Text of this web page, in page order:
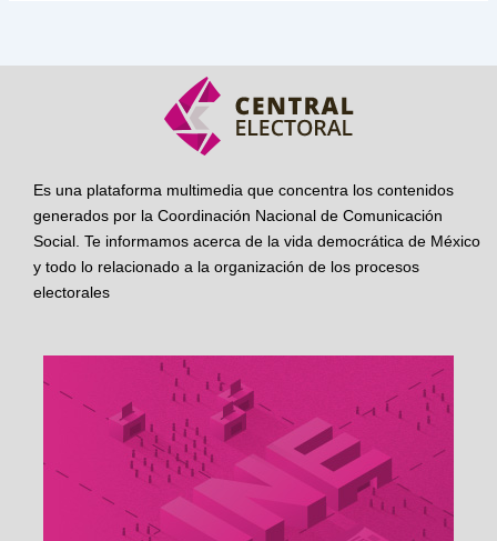
Es una plataforma multimedia que concentra los contenidos
generados por la Coordinación Nacional de Comunicación
Social. Te informamos acerca de la vida democrática de México
y todo lo relacionado a la organización de los procesos
electorales